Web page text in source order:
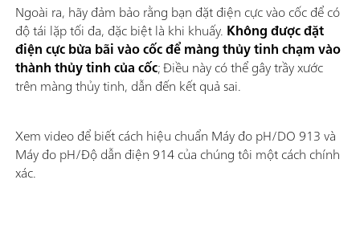
Ngoài ra, hãy đảm bảo rằng bạn đặt điện cực vào cốc để có
độ tái lặp tối đa, đặc biệt là khi khuấy. Không được đặt
điện cực bừa bãi vào cốc để màng thủy tinh chạm vào
thành thủy tinh của cốc; Điều này có thể gây trầy xước
trên màng thủy tinh, dẫn đến kết quả sai.
Xem video để biết cách hiệu chuẩn Máy đo pH/DO 913 và
Máy đo pH/Độ dẫn điện 914 của chúng tôi một cách chính
xác.